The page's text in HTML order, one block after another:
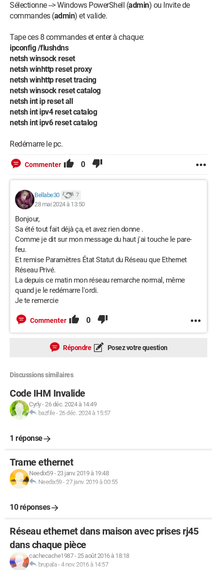
Sélectionne --> Windows PowerShell (admin) ou Invite de
commandes (admin) et valide.
Tape ces 8 commandes et enter à chaque:
ipconfig /flushdns
netsh winsock reset
netsh winhttp reset proxy
netsh winhttp reset tracing
netsh winsock reset catalog
netsh int ip reset all
netsh int ipv4 reset catalog
netsh int ipv6 reset catalog
Redémarre le pc.
Commenter 0
Bellabe30 7
28 mai 2024 à 13:50
Bonjour,
Sa été tout fait déjà ça, et avez rien donne .
Comme je dit sur mon message du haut j'ai touche le pare-
feu.
Et remise Paramètres État Statut du Réseau que Ethernet
Réseau Privé.
La depuis ce matin mon réseau remarche normal, même
quand je le redémarre l'ordi.
Je te remercie
Commenter 0
Répondre Posez votre question
Discussions similaires
Code IHM Invalide
Cyrly-26 déc. 2024 à 14:49
bazfile-26 déc. 2024 à 15:57
1 réponse
Trame ethernet
Needix59-23 janv. 2019 à 19:48
Needix59-27 janv. 2019 à 00:55
10 réponses
Réseau ethernet dans maison avec prises rj45
dans chaque pièce
cachecache1987-25 août 2016 à 18:18
brupala -4 nov. 2016 à 14:57